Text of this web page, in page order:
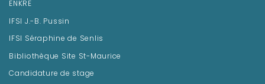
ENKRE
IFSI J.-B. Pussin
IFSI Séraphine de Senlis
Bibliothèque Site St-Maurice
Candidature de stage